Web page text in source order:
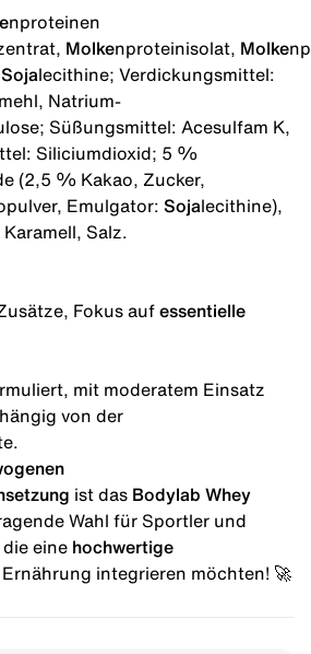
nproteinen
Molkenproteinisolat, Molke
Sojalecithine; Verdickungsmittel:
Natrium-
Süßungsmittel: Acesulfam K,
Siliciumdioxid; 5 %
(2,5 % Kakao, Zucker,
Emulgator: Sojalecithine),
Salz.
Fokus auf essentielle
mit moderatem Einsatz
von der
ist das Bodylab Whey
Wahl für Sportler und
eine hochwertige
Ernährung integrieren möchten! 🚀